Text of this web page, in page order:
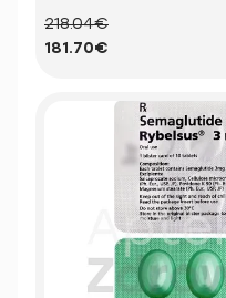
218.04€
181.70€